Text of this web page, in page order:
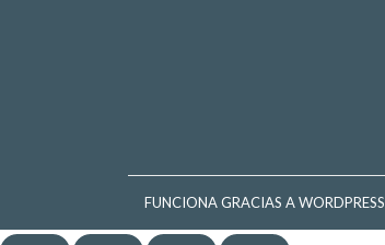
FUNCIONA GRACIAS A WORDPRESS